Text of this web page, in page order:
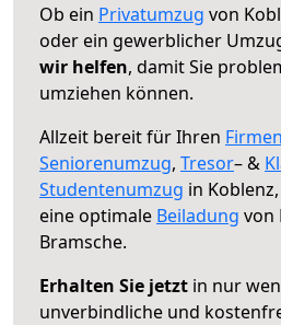
Ob ein Privatumzug von
oder ein gewerblicher
wir helfen, damit Sie
umziehen können.
Allzeit bereit für Ihren
Seniorenumzug, Tresor– &
Studentenumzug in Koblenz,
eine optimale Beiladung von
Bramsche.
Erhalten Sie jetzt in nur
unverbindliche und